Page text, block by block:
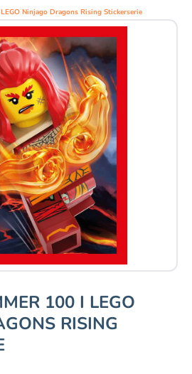
Ninjago Dragons Rising Stickerserie
100 I LEGO
RISING